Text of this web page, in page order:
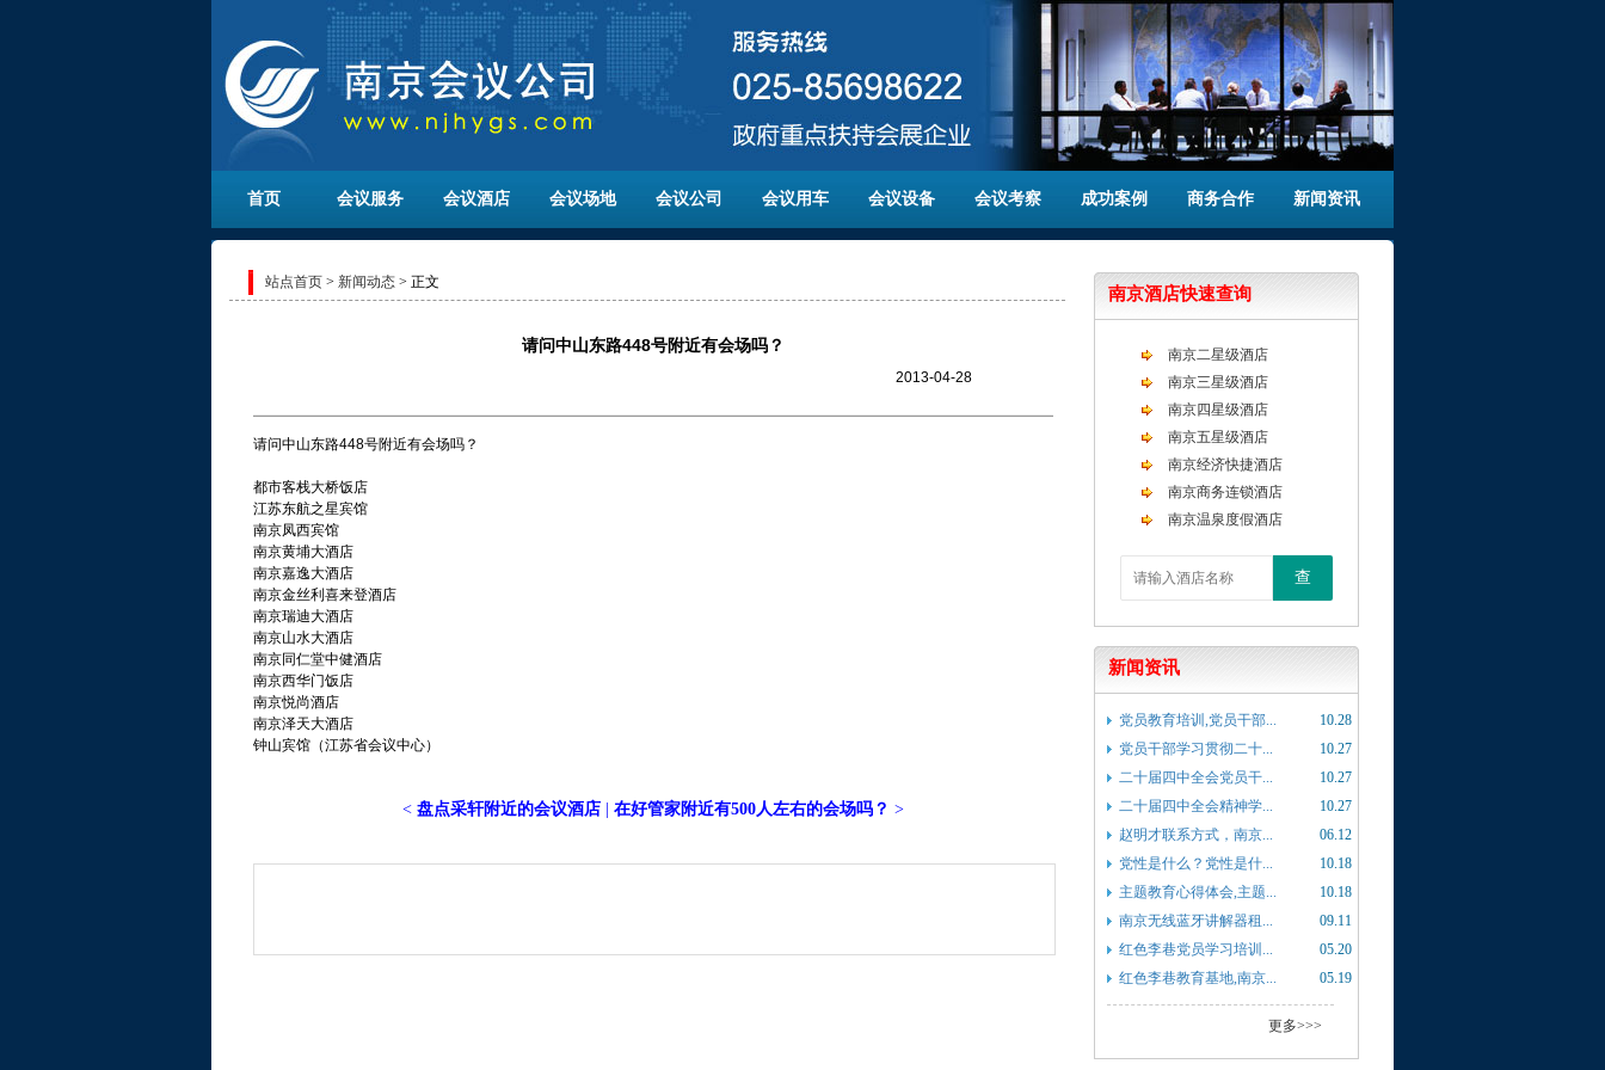
首页 会议服务 会议酒店 会议场地 会议公司 会议用车 会议设备 会议考察 成功案例 商务合作 新闻资讯
站点首页 > 新闻动态 > 正文
请问中山东路448号附近有会场吗？
2013-04-28
请问中山东路448号附近有会场吗？
都市客栈大桥饭店
江苏东航之星宾馆
南京凤西宾馆
南京黄埔大酒店
南京嘉逸大酒店
南京金丝利喜来登酒店
南京瑞迪大酒店
南京山水大酒店
南京同仁堂中健酒店
南京西华门饭店
南京悦尚酒店
南京泽天大酒店
钟山宾馆（江苏省会议中心）
< 盘点采轩附近的会议酒店 在好管家附近有500人左右的会场吗？ >
南京酒店快速查询
南京二星级酒店
南京三星级酒店
南京四星级酒店
南京五星级酒店
南京经济快捷酒店
南京商务连锁酒店
南京温泉度假酒店
查
新闻资讯
10.28
党员教育培训,党员干部...
10.27
党员干部学习贯彻二十...
10.27
二十届四中全会党员干...
10.27
二十届四中全会精神学...
06.12
赵明才联系方式，南京...
10.18
党性是什么？党性是什...
10.18
主题教育心得体会,主题...
09.11
南京无线蓝牙讲解器租...
05.20
红色李巷党员学习培训...
05.19
红色李巷教育基地,南京...
更多>>>